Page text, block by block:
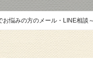
悩みの方のメール・LINE相談～